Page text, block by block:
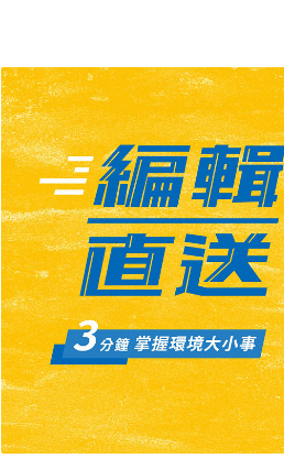
減少太陽輻射、或加速熱量散發的
溶膠注入」（Stratospheric
土